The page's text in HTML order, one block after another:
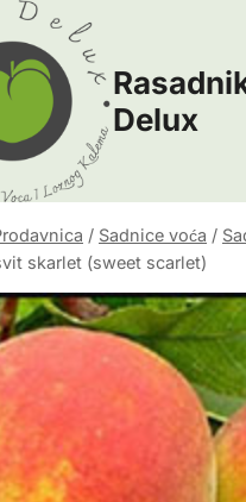
Delux
/ Sadnice voća /
skarlet (sweet scarlet)